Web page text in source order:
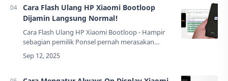
Cara Flash Ulang HP Xiaomi Bootloop
Dijamin Langsung Normal!
Cara Flash Ulang HP Xiaomi Bootloop - Hampir
sebagian pemilik Ponsel pernah merasakan
momen panik saat HP kesayangan tiba-tiba tidak
mau menyala sempurna, hanya mentok di logo